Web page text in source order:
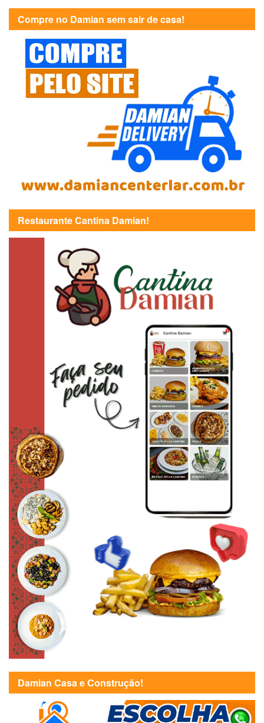
Compre no Damian sem sair de casa!
Restaurante Cantina Damian!
Damian Casa e Construção!